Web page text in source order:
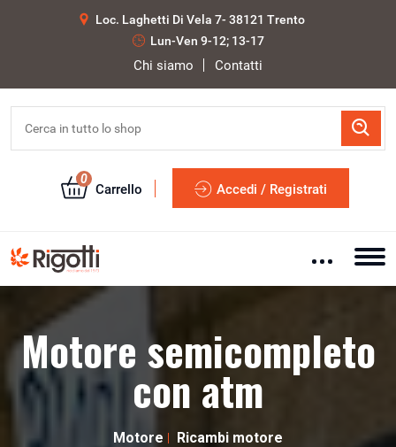
Loc. Laghetti Di Vela 7- 38121 Trento
Lun-Ven 9-12; 13-17
Chi siamo Contatti
0
Carrello Accedi / Registrati
Motore semicompleto
con atm
Motore
Ricambi motore